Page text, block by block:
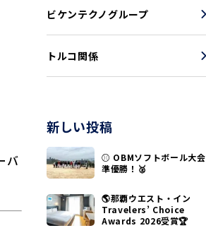
バ
ビケンテクノグループ
トルコ関係
新しい投稿
⚾ OBMソフトボール大会
準優勝！🥈
🌎那覇ウエスト・イン
Travelers’ Choice
Awards 2026受賞🏆